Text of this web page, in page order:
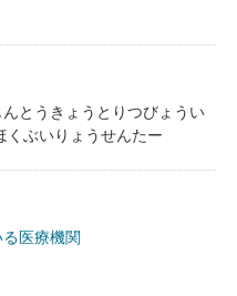
とうきょうとりつびょうい
くぶいりょうせんたー
医療機関